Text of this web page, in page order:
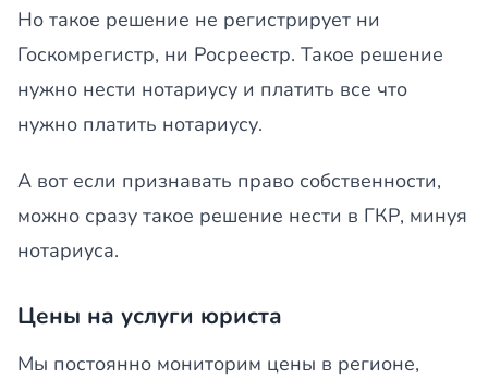
Но такое решение не регистрирует ни
Госкомрегистр, ни Росреестр. Такое решение
нужно нести нотариусу и платить все что
нужно платить нотариусу.
А вот если признавать право собственности,
можно сразу такое решение нести в ГКР, минуя
нотариуса.
Цены на услуги юриста
Мы постоянно мониторим цены в регионе,